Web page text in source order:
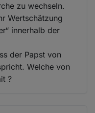
zu wechseln.
Wertschätzung
innerhalb der
der Papst von
Welche von
?